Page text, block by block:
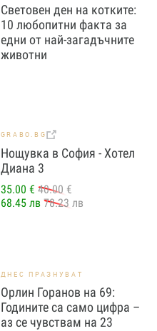
Световен ден на котките:
10 любопитни факта за
едни от най-загадъчните
животни
GRABO.BG
Нощувка в София - Хотел
Диана 3
35.00 € 40.00 €
68.45 лв 78.23 лв
ДНЕС ПРАЗНУВАТ
Орлин Горанов на 69:
Годините са само цифра –
аз се чувствам на 23